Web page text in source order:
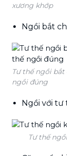
xương khớp
Ngồi bắt
Tư thế ngồi
ngồi đúng
Ngồi với
Tư thế